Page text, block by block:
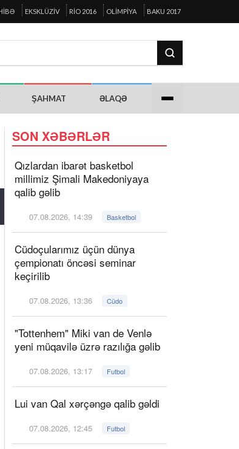
EKSKLÜZIV RIO 2016 OLIMPIYA BAKU 2017
ŞAHMAT ƏLAQƏ
SON XƏBƏRLƏR
Qızlardan ibarət basketbol
millimiz Şimali Makedoniyaya
qalib gəlib
07.08.2026, 14:39 Basketbol
Cüdoçularımız üçün dünya
çempionatı öncəsi seminar
keçirilib
07.08.2026, 13:36 Cüdo
"Tottenhem" Miki van de Venlə
yeni müqavilə üzrə razılığa gəlib
07.08.2026, 13:17 Futbol
Lui van Qal xərçəngə qalib gəldi
07.08.2026, 12:45 Futbol